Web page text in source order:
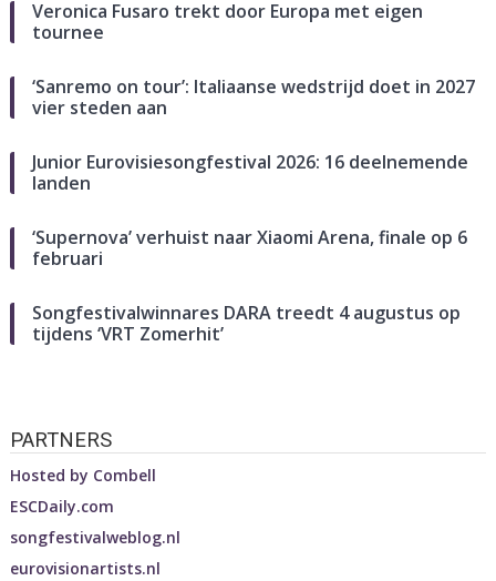
Veronica Fusaro trekt door Europa met eigen
tournee
‘Sanremo on tour’: Italiaanse wedstrijd doet in 2027
vier steden aan
Junior Eurovisiesongfestival 2026: 16 deelnemende
landen
‘Supernova’ verhuist naar Xiaomi Arena, finale op 6
februari
Songfestivalwinnares DARA treedt 4 augustus op
tijdens ‘VRT Zomerhit’
PARTNERS
Hosted by Combell
ESCDaily.com
songfestivalweblog.nl
eurovisionartists.nl